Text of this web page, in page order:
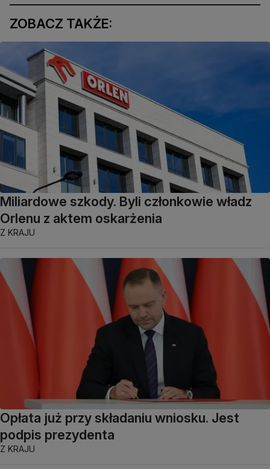
ZOBACZ TAKŻE:
Miliardowe szkody. Byli członkowie władz
Orlenu z aktem oskarżenia
Z KRAJU
Opłata już przy składaniu wniosku. Jest
podpis prezydenta
Z KRAJU